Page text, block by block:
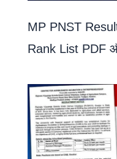
MP PNST
Rank List PDF